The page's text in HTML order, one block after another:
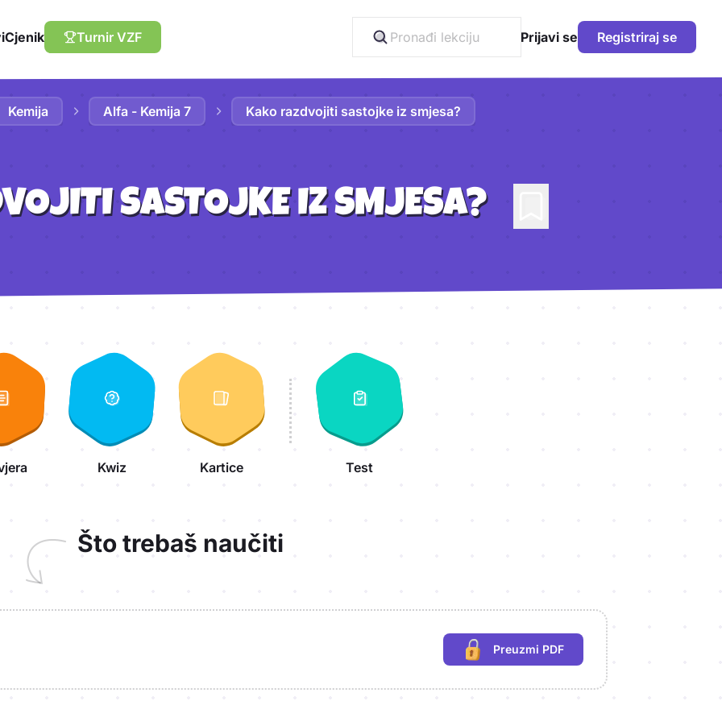
Cjenik Turnir VZF Prijavi se Registriraj se
Kemija Alfa - Kemija 7 Kako razdvojiti sastojke iz smjesa?
SASTOJKE IZ SMJESA?
Kwiz Kartice Test
Što trebaš naučiti
Preuzmi PDF
(potrebna prijava)